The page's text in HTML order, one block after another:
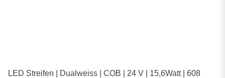
LED Streifen | Dualweiss | COB | 24 V | 15,6Watt | 608